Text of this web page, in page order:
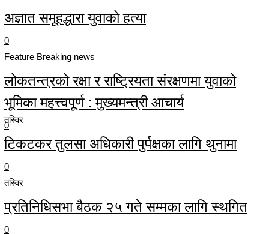
अज्ञात समूहद्धारा युवाको हत्या
0
Feature Breaking news
लोकतन्त्रको रक्षा र राष्ट्रियता संरक्षणमा युवाको
भूमिका महत्त्वपूर्ण : मुख्यमन्त्री आचार्य
0
तस्विर
टिकटकर तुलसा अधिकारी पुर्पक्षका लागि थुनामा
0
तस्विर
प्रतिनिधिसभा बैठक २५ गते सम्मका लागि स्थगित
0